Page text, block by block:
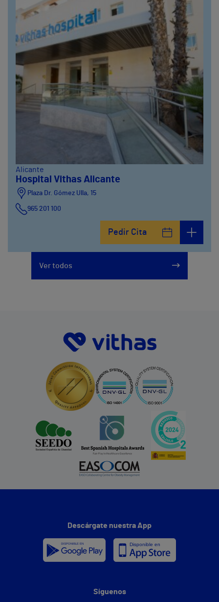
Alicante
Hospital Vithas Alicante
Plaza Dr. Gómez Ulla, 15
965 201 100
Pedir Cita
Ver todos
Descárgate nuestra App
Síguenos